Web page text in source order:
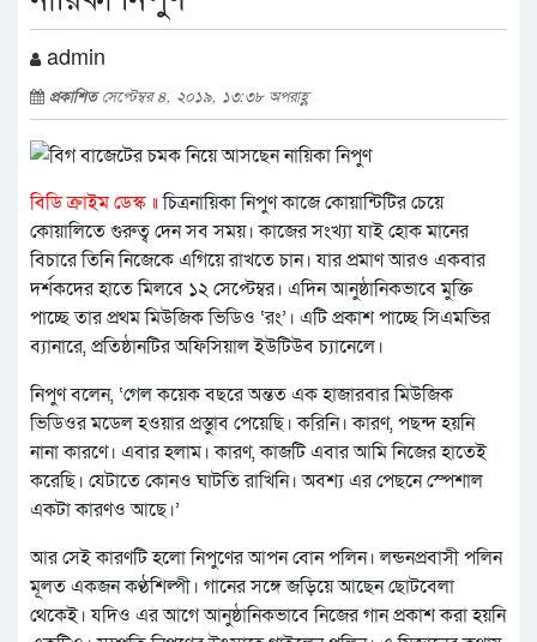
admin
প্রকাশিতসেপ্টেম্বর ৪, ২০১৯, ১৩:৩৮ অপরাহ্ণ
বিডি ক্রাইম ডেস্ক ॥চিত্রনায়িকা নিপুণ কাজে কোয়ান্টিটির চেয়ে
কোয়ালিতে গুরুত্ব দেন সব সময়। কাজের সংখ্যা যাই হোক মানের
বিচারে তিনি নিজেকে এগিয়ে রাখতে চান। যার প্রমাণ আরও একবার
দর্শকদের হাতে মিলবে ১২ সেপ্টেম্বর। এদিন আনুষ্ঠানিকভাবে মুক্তি
পাচ্ছে তার প্রথম মিউজিক ভিডিও ‘রং’। এটি প্রকাশ পাচ্ছে সিএমভির
ব্যানারে, প্রতিষ্ঠানটির অফিসিয়াল ইউটিউব চ্যানেলে।
নিপুণ বলেন, ‘গেল কয়েক বছরে অন্তত এক হাজারবার মিউজিক
ভিডিওর মডেল হওয়ার প্রস্তুাব পেয়েছি। করিনি। কারণ, পছন্দ হয়নি
নানা কারণে। এবার হলাম। কারণ, কাজটি এবার আমি নিজের হাতেই
করেছি। যেটাতে কোনও ঘাটতি রাখিনি। অবশ্য এর পেছনে স্পেশাল
একটা কারণও আছে।’
আর সেই কারণটি হলো নিপুণের আপন বোন পলিন। লন্ডনপ্রবাসী পলিন
মূলত একজন কণ্ঠশিল্পী। গানের সঙ্গে জড়িয়ে আছেন ছোটবেলা
থেকেই। যদিও এর আগে আনুষ্ঠানিকভাবে নিজের গান প্রকাশ করা হয়নি